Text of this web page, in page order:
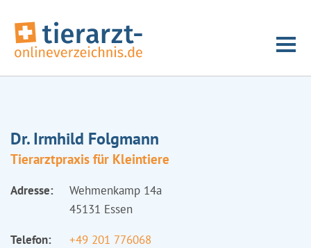
Dr. Irmhild Folgmann
Tierarztpraxis für Kleintiere
Adresse:
Wehmenkamp 14a
45131 Essen
Telefon:
+49 201 776068